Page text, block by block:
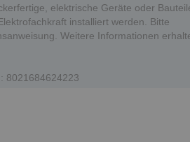
elektrische Geräte oder
installiert werden. Bitte
Weitere Informationen
8021684624223